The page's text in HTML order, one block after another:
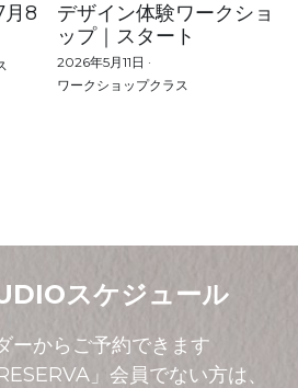
月8
デザイン体験ワークショ
ップ｜スタート
2026年5月11日 ·
ワークショップクラス
スケジュール
ーからご予約できます
」会員でない方は、